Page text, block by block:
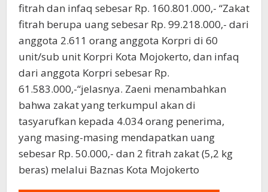
fitrah dan infaq sebesar Rp. 160.801.000,- “Zakat
fitrah berupa uang sebesar Rp. 99.218.000,- dari
anggota 2.611 orang anggota Korpri di 60
unit/sub unit Korpri Kota Mojokerto, dan infaq
dari anggota Korpri sebesar Rp.
61.583.000,-“jelasnya. Zaeni menambahkan
bahwa zakat yang terkumpul akan di
tasyarufkan kepada 4.034 orang penerima,
yang masing-masing mendapatkan uang
sebesar Rp. 50.000,- dan 2 fitrah zakat (5,2 kg
beras) melalui Baznas Kota Mojokerto